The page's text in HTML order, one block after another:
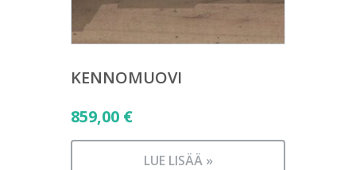
KENNOMUOVI
859,00 €
LUE LISÄÄ »